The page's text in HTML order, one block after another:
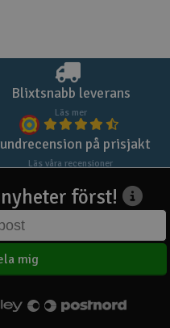
Blixtsnabb leverans
Läs mer
på prisjakt
Läs våra recensioner
först!
mig